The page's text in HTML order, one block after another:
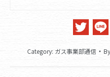
Category: ガス事業部通信 By